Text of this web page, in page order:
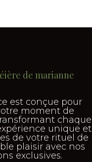
est conçue pour
moment de
chaque
unique et
de votre rituel de
plaisir avec nos
exclusives.